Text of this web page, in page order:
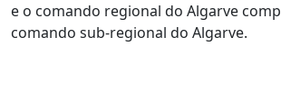
e o comando regional do Algarve
comando sub-regional do Algarve.